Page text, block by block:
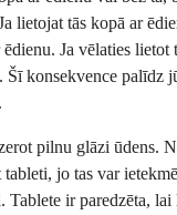
lietojat tās kopā ar
Ja vēlaties lietot
Šī konsekvence palīdz
pilnu glāzi ūdens.
jo tas var
Tablete ir paredzēta, lai